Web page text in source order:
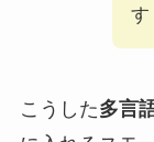
す
こうした多言